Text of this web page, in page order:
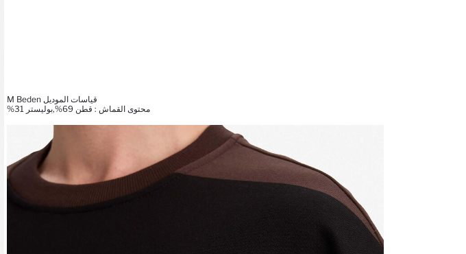
قياسات الموديل M Beden
محتوى القماش : قطن 69%,بوليستر 31%